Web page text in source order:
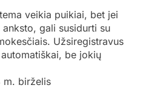
veikia puikiai, bet jei
anksto, gali susidurti su
Užsiregistravus
be jokių
m. birželis